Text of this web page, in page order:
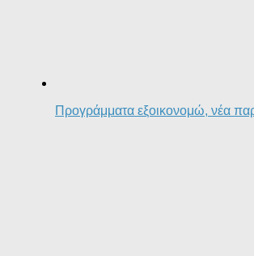
Προγράμματα εξοικονομώ, νέα